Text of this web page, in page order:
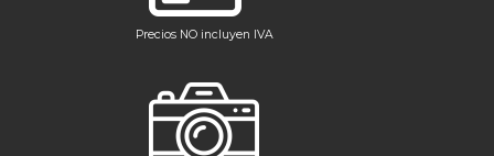
Precios NO incluyen IVA